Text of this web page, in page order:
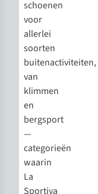
schoenen
voor
allerlei
soorten
buitenactiviteiten,
van
klimmen
en
bergsport
—
categorieën
waarin
La
Sportiva